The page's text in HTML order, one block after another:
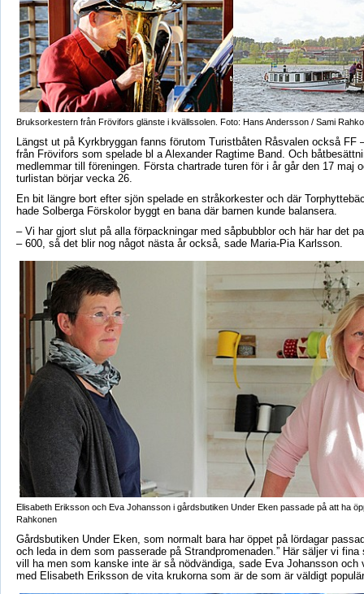
Bruksorkestern från Frövifors glänste i kvällssolen. Foto: Hans Andersson / Sami
Längst ut på Kyrkbryggan fanns förutom Turistbåten Råsvalen också FF
från Frövifors som spelade bl a Alexander Ragtime Band. Och
medlemmar till föreningen. Första chartrade turen för i år går den 17 maj
turlistan börjar vecka 26.
En bit längre bort efter sjön spelade en stråkorkester och där
hade Solberga Förskolor byggt en bana där barnen kunde balansera.
– Vi har gjort slut på alla förpackningar med såpbubblor och här har det
– 600, så det blir nog något nästa år också, sade Maria-Pia Karlsson.
Elisabeth Eriksson och Eva Johansson i gårdsbutiken Under Eken passade på att ha
Rahkonen
Gårdsbutiken Under Eken, som normalt bara har öppet på lördagar
och leda in dem som passerade på Strandpromenaden.” Här säljer vi fina
vill ha men som kanske inte är så nödvändiga, sade Eva Johansson och
med Elisabeth Eriksson de vita krukorna som är de som är väldigt